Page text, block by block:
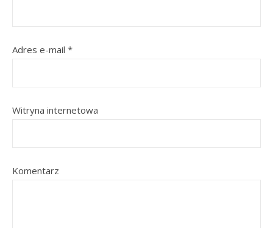
Adres e-mail *
Witryna internetowa
Komentarz